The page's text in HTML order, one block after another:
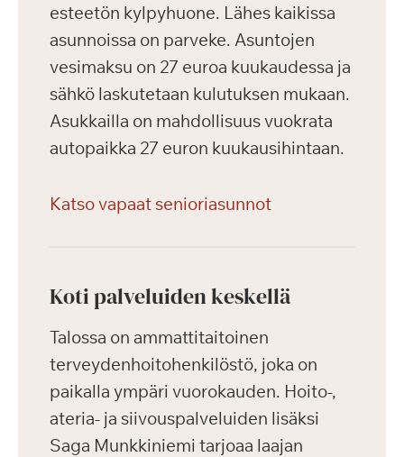
esteetön kylpyhuone. Lähes kaikissa
asunnoissa on parveke. Asuntojen
vesimaksu on 27 euroa kuukaudessa ja
sähkö laskutetaan kulutuksen mukaan.
Asukkailla on mahdollisuus vuokrata
autopaikka 27 euron kuukausihintaan.
Katso vapaat senioriasunnot
Koti palveluiden keskellä
Talossa on ammattitaitoinen
terveydenhoitohenkilöstö, joka on
paikalla ympäri vuorokauden. Hoito-,
ateria- ja siivouspalveluiden lisäksi
Saga Munkkiniemi tarjoaa laajan